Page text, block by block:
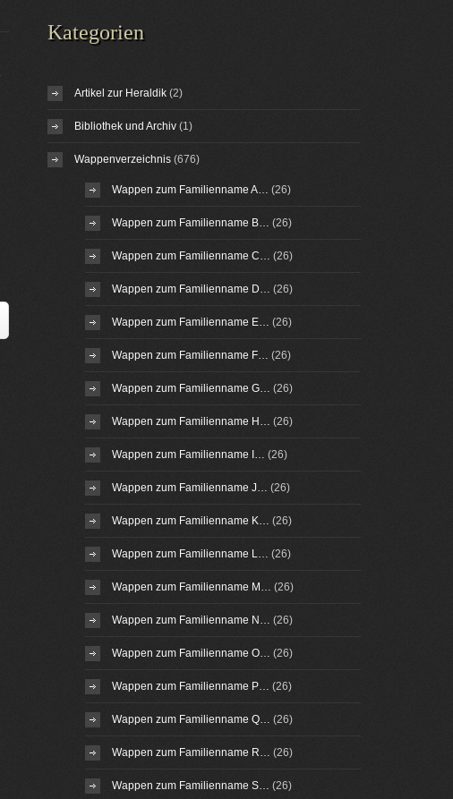
Kategorien
Artikel zur Heraldik(2)
Bibliothek und Archiv(1)
Wappenverzeichnis(676)
Wappen zum Familienname A… (26)
Wappen zum Familienname B… (26)
Wappen zum Familienname C… (26)
Wappen zum Familienname D… (26)
Wappen zum Familienname E… (26)
Wappen zum Familienname F… (26)
Wappen zum Familienname G… (26)
Wappen zum Familienname H… (26)
Wappen zum Familienname I… (26)
Wappen zum Familienname J… (26)
Wappen zum Familienname K… (26)
Wappen zum Familienname L… (26)
Wappen zum Familienname M… (26)
Wappen zum Familienname N… (26)
Wappen zum Familienname O… (26)
Wappen zum Familienname P… (26)
Wappen zum Familienname Q… (26)
Wappen zum Familienname R… (26)
Wappen zum Familienname S… (26)